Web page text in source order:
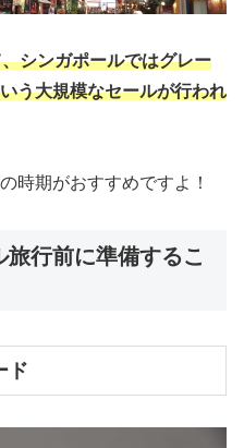
シンガポールではグレー
う大規模なセールが行われ
時期がおすすめですよ！
行前に準備するこ
ド